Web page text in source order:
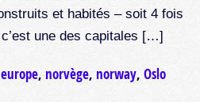
et habités – soit 4 fois
une des capitales […]
europe, norvège, norway, Oslo